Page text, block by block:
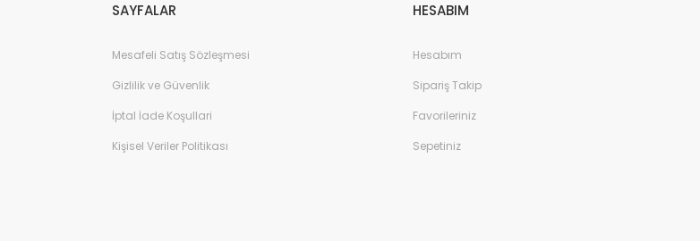
SAYFALAR
Mesafeli Satış Sözleşmesi
Gizlilik ve Güvenlik
İptal İade Koşullari
Kişisel Veriler Politikası
HESABIM
Hesabım
Sipariş Takip
Favorileriniz
Sepetiniz